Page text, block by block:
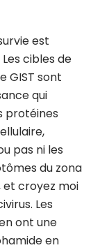
est
cibles de
GIST sont
qui
protéines
pas ni les
du zona
croyez moi
Les
ont une
en